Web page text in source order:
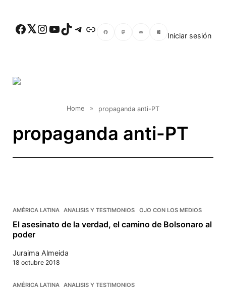
Facebook Twitter Instagram YouTube TikTok Telegram Enlace
Iniciar sesión
Home » propaganda anti-PT
propaganda anti-PT
AMÉRICA LATINA ANALISIS Y TESTIMONIOS OJO CON LOS MEDIOS
El asesinato de la verdad, el camino de Bolsonaro al
poder
Juraima Almeida
18 octubre 2018
AMÉRICA LATINA ANALISIS Y TESTIMONIOS